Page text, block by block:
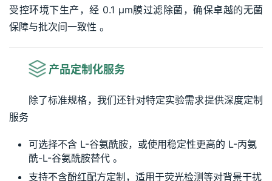
受控环境下生产，经 0.1 μm膜过滤除菌，确保卓越的无菌
保障与批次间一致性 。
产品定制化服务
除了标准规格，我们还针对特定实验需求提供深度定制
服务
可选择不含 L-谷氨酰胺，或使用稳定性更高的 L-丙氨
酰-L-谷氨酰胺替代 。
支持不含酚红配方定制，适用于荧光检测等对背景干扰